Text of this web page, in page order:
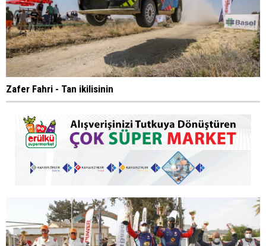
Zafer Fahri - Tan ikilisinin